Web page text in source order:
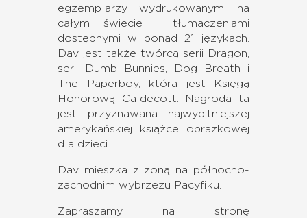
egzemplarzy wydrukowanymi na
całym świecie i tłumaczeniami
dostępnymi w ponad 21 językach.
Dav jest także twórcą serii Dragon,
serii Dumb Bunnies, Dog Breath i
The Paperboy, która jest Księgą
Honorową Caldecott. Nagroda ta
jest przyznawana najwybitniejszej
amerykańskiej książce obrazkowej
dla dzieci.
Dav mieszka z żoną na północno-
zachodnim wybrzeżu Pacyfiku.
Zapraszamy na stronę